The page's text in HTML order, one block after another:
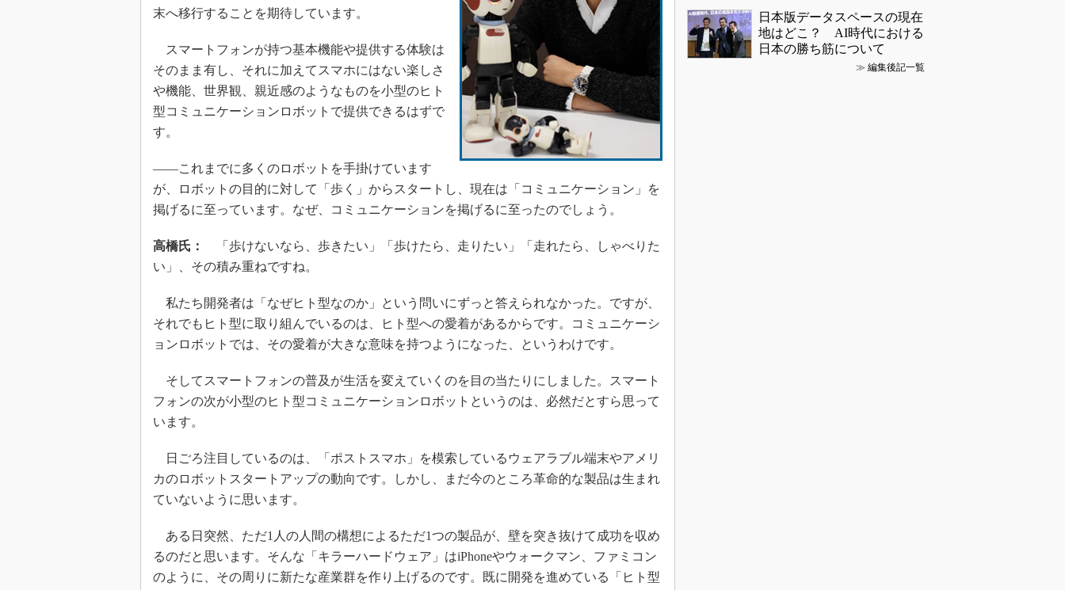
末へ移行することを期待しています。
スマートフォンが持つ基本機能や提供する体験は
そのまま有し、それに加えてスマホにはない楽しさ
や機能、世界観、親近感のようなものを小型のヒト
型コミュニケーションロボットで提供できるはずで
す。
――これまでに多くのロボットを手掛けています
が、ロボットの目的に対して「歩く」からスタートし、現在は「コミュニケーション」を
掲げるに至っています。なぜ、コミュニケーションを掲げるに至ったのでしょう。
高橋氏：
「歩けないなら、歩きたい」「歩けたら、走りたい」「走れたら、しゃべりた
い」、その積み重ねですね。
私たち開発者は「なぜヒト型なのか」という問いにずっと答えられなかった。ですが、
それでもヒト型に取り組んでいるのは、ヒト型への愛着があるからです。コミュニケーシ
ョンロボットでは、その愛着が大きな意味を持つようになった、というわけです。
そしてスマートフォンの普及が生活を変えていくのを目の当たりにしました。スマート
フォンの次が小型のヒト型コミュニケーションロボットというのは、必然だとすら思って
います。
日ごろ注目しているのは、「ポストスマホ」を模索しているウェアラブル端末やアメリ
カのロボットスタートアップの動向です。しかし、まだ今のところ革命的な製品は生まれ
ていないように思います。
ある日突然、ただ1人の人間の構想によるただ1つの製品が、壁を突き抜けて成功を収め
るのだと思います。そんな「キラーハードウェア」はiPhoneやウォークマン、ファミコン
のように、その周りに新たな産業群を作り上げるのです。既に開発を進めている「ヒト型
日本版データスペースの現在
地はどこ？ AI時代における
日本の勝ち筋について
≫ 編集後記一覧